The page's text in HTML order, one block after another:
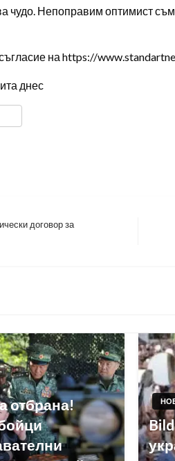
чудо. Непоправим оптимист
на https://
днес
договор за
отбрана!